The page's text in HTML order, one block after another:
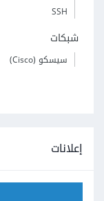
SSH
شبكات
سيسكو (Cisco)
إعلانات